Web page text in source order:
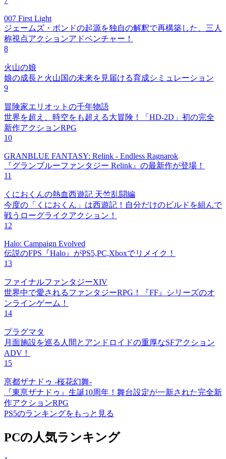
007 First Light
ジェームズ・ボンドの起源を独自の解釈で再構築した、三人
称視点アクションアドベンチャー！
8
火山の娘
娘の成長と火山国の未来を見届ける育成シミュレーション
9
冒険家エリオットの千年物語
世界を超え、時空をも超える大冒険！「HD-2D」初の完全
新作アクションRPG
10
GRANBLUE FANTASY: Relink - Endless Ragnarok
『グランブルーファンタジー Relink』の最新作が登場！
11
くにおくんの熱血西遊記 天竺乱闘編
今度の「くにおくん」は西遊記！自分だけのビルドを組んで
戦うローグライクアクション！
12
Halo: Campaign Evolved
伝説のFPS『Halo』がPS5,PC,Xboxでリメイク！
13
ファイナルファンタジーXIV
世界中で愛されるファンタジーRPG！『FF』シリーズのオ
ンラインゲーム！
14
プラグマタ
月面施設を巡る人間とアンドロイドの重厚なSFアクション
ADV！
15
亰都ザナドゥ -桜花幻舞-
『東亰ザナドゥ』生誕10周年！舞台設定が一新された完全新
作アクションRPG
PS5のランキングをもっと見る
PCの人気ランキング